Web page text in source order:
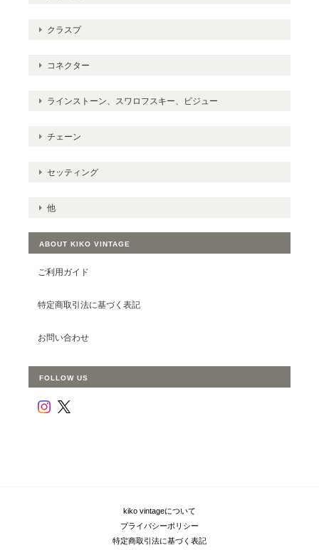
クラスプ
コネクター
ラインストーン、スワロフスキー、ビジュー
チェーン
セッティング
他
ABOUT KIKO VINTAGE
ご利用ガイド
特定商取引法に基づく表記
お問い合わせ
FOLLOW US
kiko vintageについて
プライバシーポリシー
特定商取引法に基づく表記